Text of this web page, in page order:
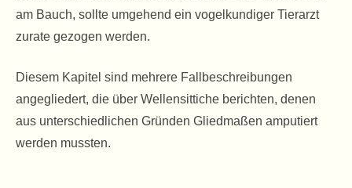
am Bauch, sollte umgehend ein vogelkundiger Tierarzt
zurate gezogen werden.
Diesem Kapitel sind mehrere Fallbeschreibungen
angegliedert, die über Wellensittiche berichten, denen
aus unterschiedlichen Gründen Gliedmaßen amputiert
werden mussten.